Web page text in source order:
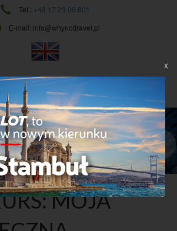
Tel.: +48 17 23 06 801
E-mail: info@whynottravel.pl
POZIOM USŁUG
się więcej
MOJA
X